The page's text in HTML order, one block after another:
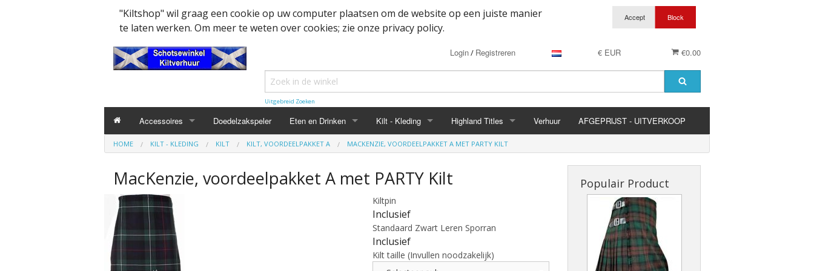
"Kiltshop" wil graag een cookie op uw computer plaatsen om de website op een juiste manier
te laten werken. Om meer te weten over cookies; zie onze privacy policy.
€0.00
€ EUR
Login/ Registreren
Uitgebreid Zoeken
Accessoires
Kleding accesssoires Belt
MacPowder accessoires
Collector items en CuriosaCap Badges Oud
Decoratie
Doedelzak - Piper - muziek benodigdheden
Mondkapjes
Doedelzakspeler Eten en Drinken
Haggis
IRN-BRU
Kilt - Kleding
Belted kilt - Great kilt
Boxer shorts
Cape
Dutch Friendship Tartan producten
Jacket
Highland Titles
Highland Titles accessoires
Verhuur AFGEPRIJST - UITVERKOOP
HOME KILT - KLEDING KILT KILT, VOORDEELPAKKET A MACKENZIE, VOORDEELPAKKET A MET PARTY KILT
MacKenzie, voordeelpakket A met PARTY Kilt
Kiltpin
Inclusief
Standaard Zwart Leren Sporran
Inclusief
Kilt taille (Invullen noodzakelijk)
Populair Product